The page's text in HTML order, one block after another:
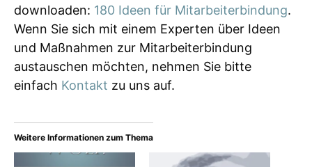
downloaden: 180 Ideen für Mitarbeiterbindung.
Wenn Sie sich mit einem Experten über Ideen
und Maßnahmen zur Mitarbeiterbindung
austauschen möchten, nehmen Sie bitte
einfach Kontakt zu uns auf.
Weitere Informationen zum Thema